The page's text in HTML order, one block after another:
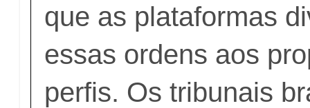
que as plataformas
essas ordens aos
perfis. Os tribunais